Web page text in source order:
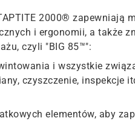
2000® zapewniają
i ergonomii, a także
czyli "BIG 85™":
i wszystkie
czyszczenie, inspekcje
elementów, aby